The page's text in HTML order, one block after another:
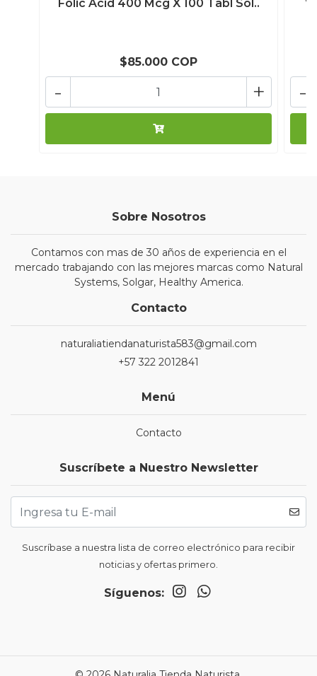
Folic Acid 400 Mcg X 100 Tabl Sol..
$85.000 COP
+
- -
Sobre Nosotros
Contamos con mas de 30 años de experiencia en el
mercado trabajando con las mejores marcas como Natural
Systems, Solgar, Healthy America.
Contacto
naturaliatiendanaturista583@gmail.com
+57 322 2012841
Menú
Contacto
Suscríbete a Nuestro Newsletter
Suscríbase a nuestra lista de correo electrónico para recibir
noticias y ofertas primero.
Síguenos: